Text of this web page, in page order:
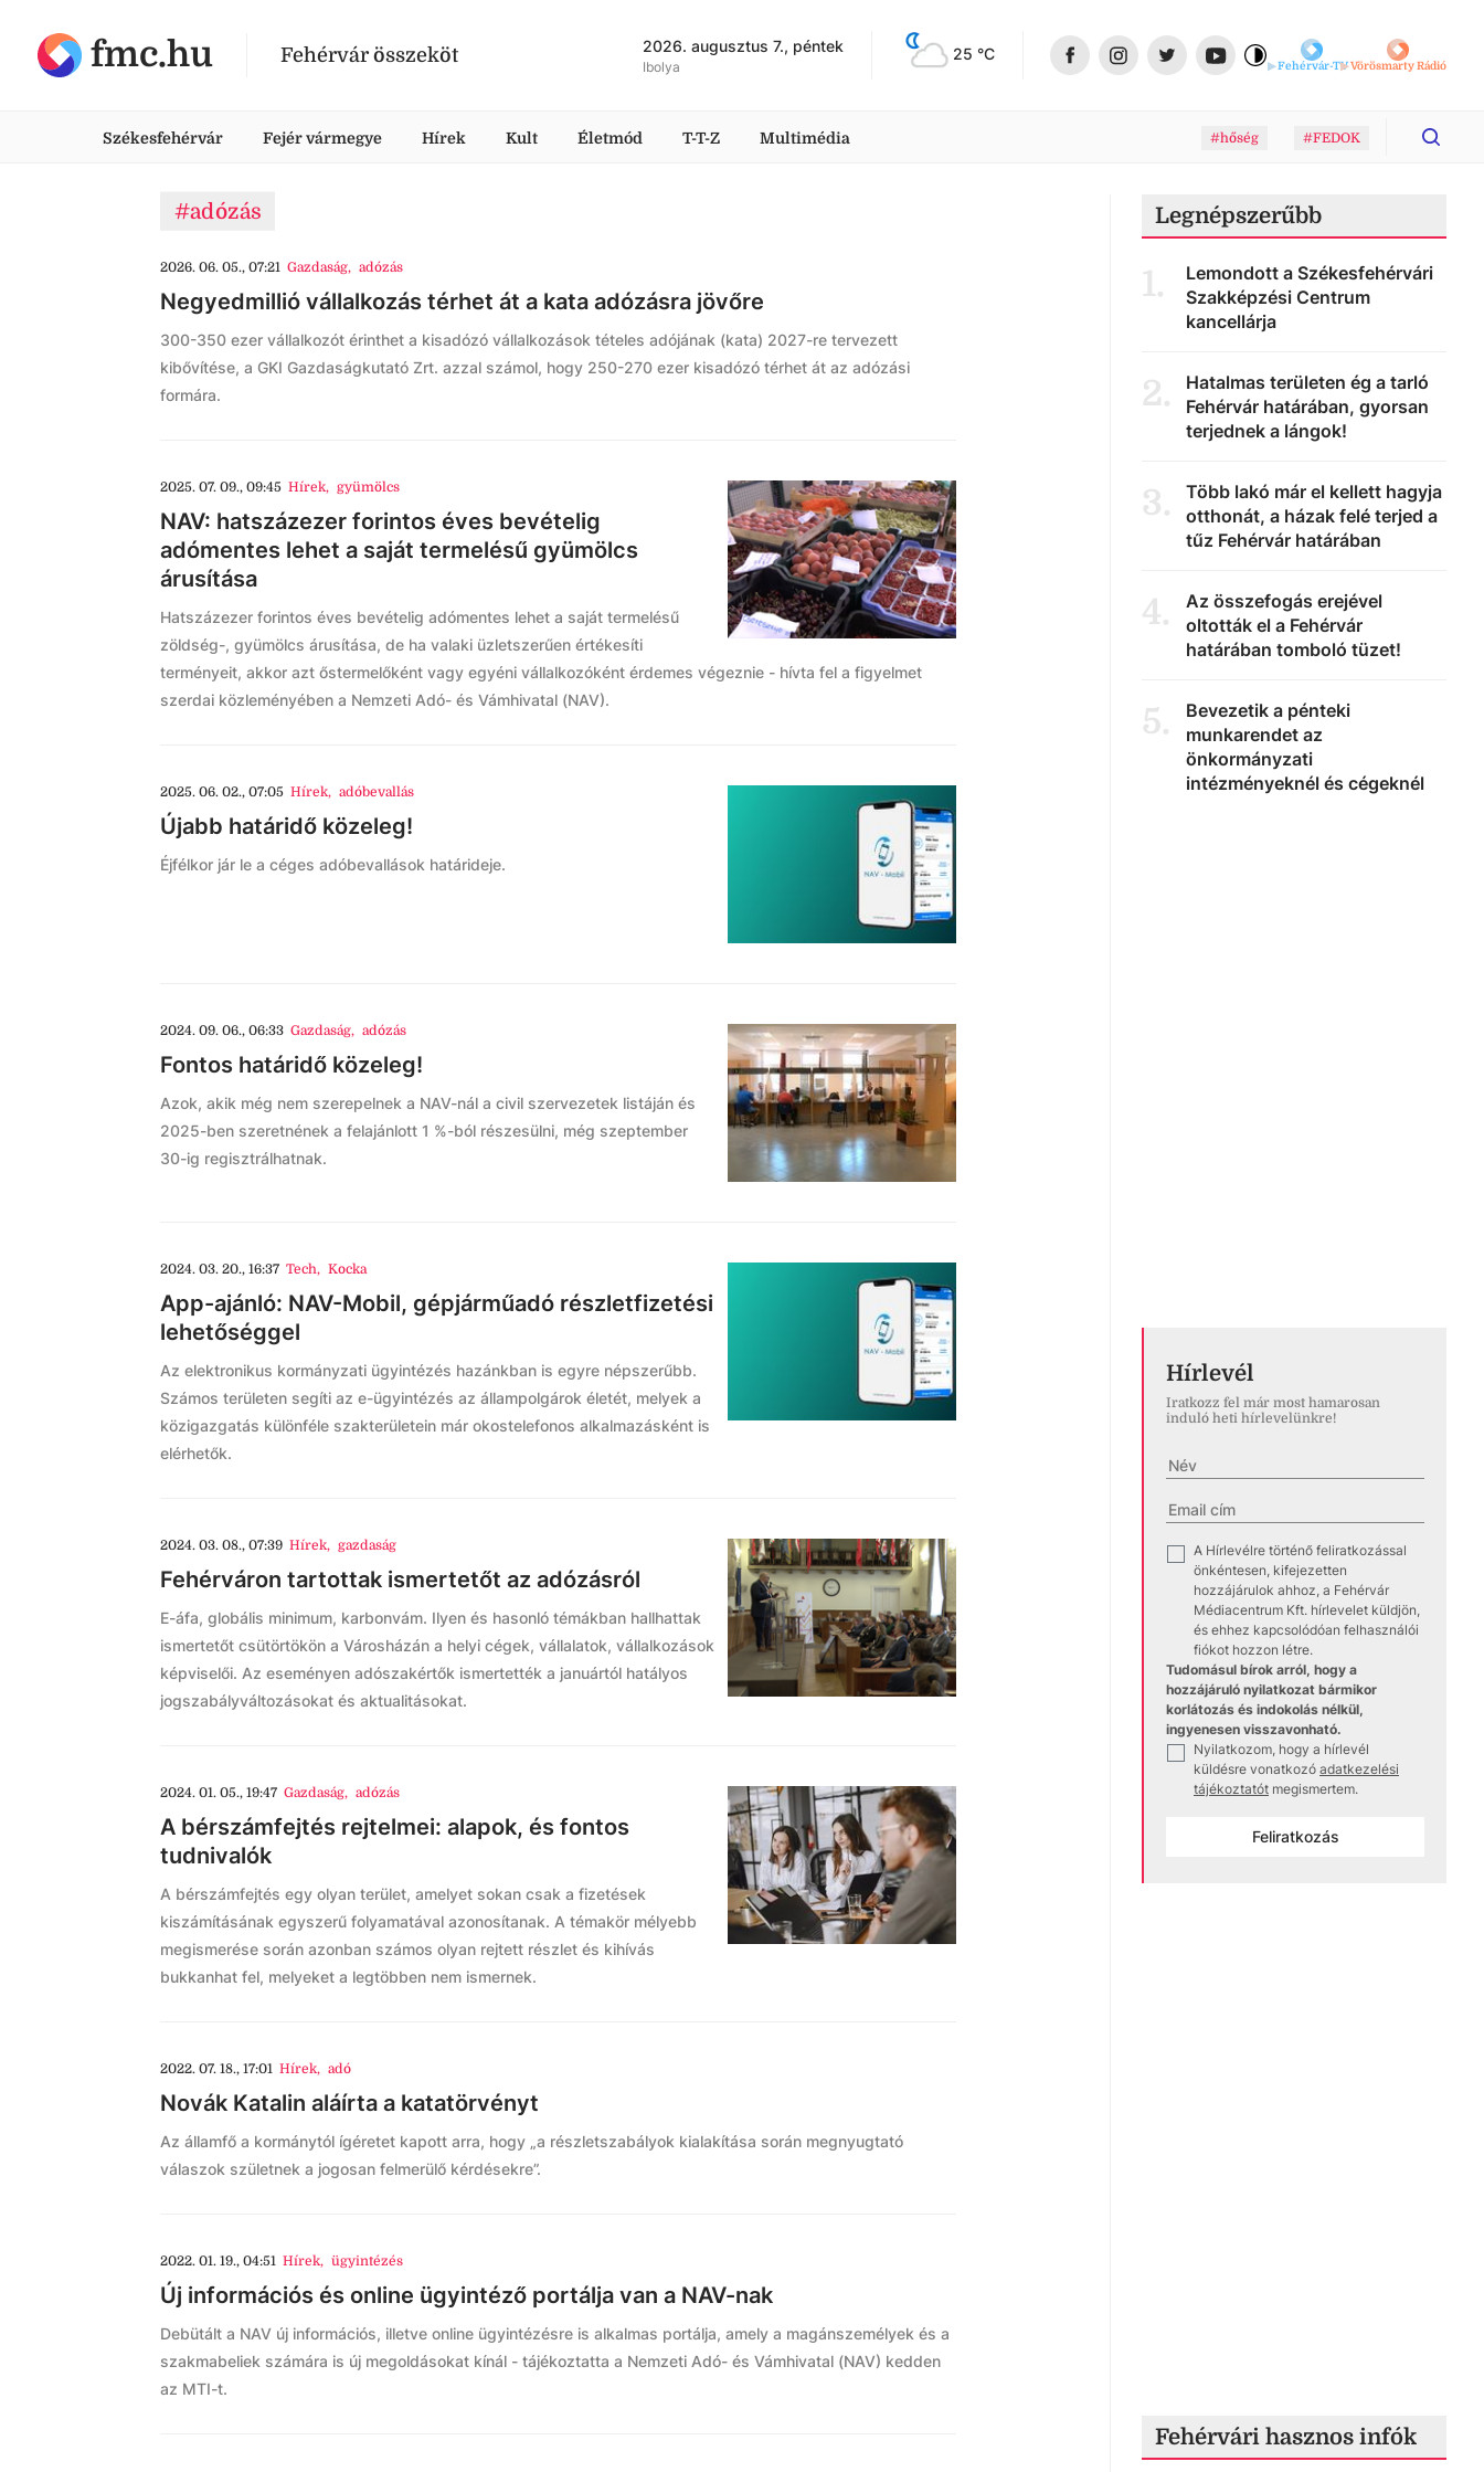
fmc.hu Fehérvár összeköt 2026. augusztus 7., péntek
Ibolya
25 °C
Fehérvár-TVVörösmarty Rádió
Székesfehérvár Fejér vármegye Hírek Kult Életmód T-T-Z Multimédia #hőség #FEDOK
#adózás
2026. 06. 05., 07:21 Gazdaság, adózás
Negyedmillió vállalkozás térhet át a kata adózásra jövőre
300-350 ezer vállalkozót érinthet a kisadózó vállalkozások tételes adójának (kata) 2027-re tervezett
kibővítése, a GKI Gazdaságkutató Zrt. azzal számol, hogy 250-270 ezer kisadózó térhet át az adózási
formára.
2025. 07. 09., 09:45 Hírek, gyümölcs
NAV: hatszázezer forintos éves bevételig
adómentes lehet a saját termelésű gyümölcs
árusítása
Hatszázezer forintos éves bevételig adómentes lehet a saját termelésű
zöldség-, gyümölcs árusítása, de ha valaki üzletszerűen értékesíti
terményeit, akkor azt őstermelőként vagy egyéni vállalkozóként érdemes végeznie - hívta fel a figyelmet
szerdai közleményében a Nemzeti Adó- és Vámhivatal (NAV).
2025. 06. 02., 07:05 Hírek, adóbevallás
Újabb határidő közeleg!
Éjfélkor jár le a céges adóbevallások határideje.
2024. 09. 06., 06:33 Gazdaság, adózás
Fontos határidő közeleg!
Azok, akik még nem szerepelnek a NAV-nál a civil szervezetek listáján és
2025-ben szeretnének a felajánlott 1 %-ból részesülni, még szeptember
30-ig regisztrálhatnak.
2024. 03. 20., 16:37 Tech, Kocka
App-ajánló: NAV-Mobil, gépjárműadó részletfizetési
lehetőséggel
Az elektronikus kormányzati ügyintézés hazánkban is egyre népszerűbb.
Számos területen segíti az e-ügyintézés az állampolgárok életét, melyek a
közigazgatás különféle szakterületein már okostelefonos alkalmazásként is
elérhetők.
2024. 03. 08., 07:39 Hírek, gazdaság
Fehérváron tartottak ismertetőt az adózásról
E-áfa, globális minimum, karbonvám. Ilyen és hasonló témákban hallhattak
ismertetőt csütörtökön a Városházán a helyi cégek, vállalatok, vállalkozások
képviselői. Az eseményen adószakértők ismertették a januártól hatályos
jogszabályváltozásokat és aktualitásokat.
2024. 01. 05., 19:47 Gazdaság, adózás
A bérszámfejtés rejtelmei: alapok, és fontos
tudnivalók
A bérszámfejtés egy olyan terület, amelyet sokan csak a fizetések
kiszámításának egyszerű folyamatával azonosítanak. A témakör mélyebb
megismerése során azonban számos olyan rejtett részlet és kihívás
bukkanhat fel, melyeket a legtöbben nem ismernek.
2022. 07. 18., 17:01 Hírek, adó
Novák Katalin aláírta a katatörvényt
Az államfő a kormánytól ígéretet kapott arra, hogy „a részletszabályok kialakítása során megnyugtató
válaszok születnek a jogosan felmerülő kérdésekre”.
2022. 01. 19., 04:51 Hírek, ügyintézés
Új információs és online ügyintéző portálja van a NAV-nak
Debütált a NAV új információs, illetve online ügyintézésre is alkalmas portálja, amely a magánszemélyek és a
szakmabeliek számára is új megoldásokat kínál - tájékoztatta a Nemzeti Adó- és Vámhivatal (NAV) kedden
az MTI-t.
Legnépszerűbb
1.
Lemondott a Székesfehérvári
Szakképzési Centrum
kancellárja
2.
Hatalmas területen ég a tarló
Fehérvár határában, gyorsan
terjednek a lángok!
3.
Több lakó már el kellett hagyja
otthonát, a házak felé terjed a
tűz Fehérvár határában
4.
Az összefogás erejével
oltották el a Fehérvár
határában tomboló tüzet!
5.
Bevezetik a pénteki
munkarendet az
önkormányzati
intézményeknél és cégeknél
Hírlevél
Iratkozz fel már most hamarosan
induló heti hírlevelünkre!
A Hírlevélre történő feliratkozással
önkéntesen, kifejezetten
hozzájárulok ahhoz, a Fehérvár
Médiacentrum Kft. hírlevelet küldjön,
és ehhez kapcsolódóan felhasználói
fiókot hozzon létre.
Tudomásul bírok arról, hogy a
hozzájáruló nyilatkozat bármikor
korlátozás és indokolás nélkül,
ingyenesen visszavonható.
Nyilatkozom, hogy a hírlevél
küldésre vonatkozó adatkezelési
tájékoztatót megismertem.
Feliratkozás
Fehérvári hasznos infók